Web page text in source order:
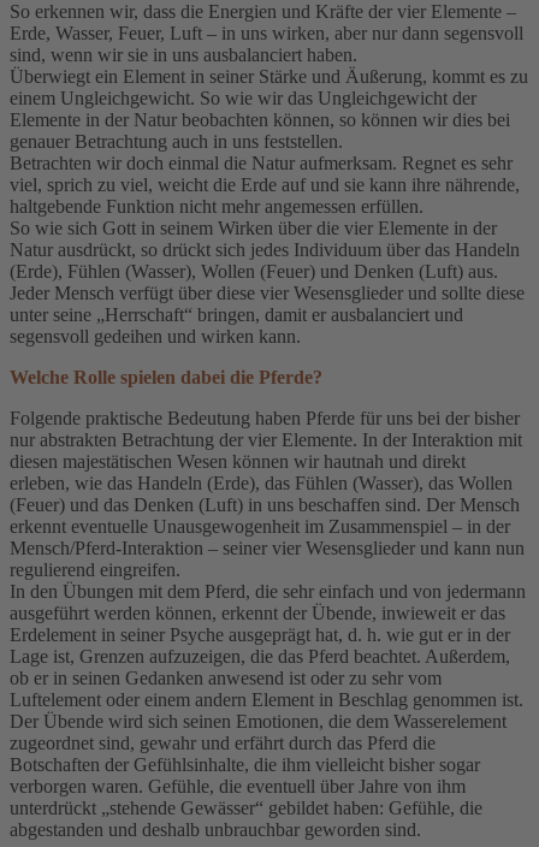
So erkennen wir, dass die Energien und Kräfte der vier Elemente –
Erde, Wasser, Feuer, Luft – in uns wirken, aber nur dann segensvoll
sind, wenn wir sie in uns ausbalanciert haben.
Überwiegt ein Element in seiner Stärke und Äußerung, kommt es zu
einem Ungleichgewicht. So wie wir das Ungleichgewicht der
Elemente in der Natur beobachten können, so können wir dies bei
genauer Betrachtung auch in uns feststellen.
Betrachten wir doch einmal die Natur aufmerksam. Regnet es sehr
viel, sprich zu viel, weicht die Erde auf und sie kann ihre nährende,
haltgebende Funktion nicht mehr angemessen erfüllen.
So wie sich Gott in seinem Wirken über die vier Elemente in der
Natur ausdrückt, so drückt sich jedes Individuum über das Handeln
(Erde), Fühlen (Wasser), Wollen (Feuer) und Denken (Luft) aus.
Jeder Mensch verfügt über diese vier Wesensglieder und sollte diese
unter seine „Herrschaft“ bringen, damit er ausbalanciert und
segensvoll gedeihen und wirken kann.
Welche Rolle spielen dabei die Pferde?
Folgende praktische Bedeutung haben Pferde für uns bei der bisher
nur abstrakten Betrachtung der vier Elemente. In der Interaktion mit
diesen majestätischen Wesen können wir hautnah und direkt
erleben, wie das Handeln (Erde), das Fühlen (Wasser), das Wollen
(Feuer) und das Denken (Luft) in uns beschaffen sind. Der Mensch
erkennt eventuelle Unausgewogenheit im Zusammenspiel – in der
Mensch/Pferd-Interaktion – seiner vier Wesensglieder und kann nun
regulierend eingreifen.
In den Übungen mit dem Pferd, die sehr einfach und von jedermann
ausgeführt werden können, erkennt der Übende, inwieweit er das
Erdelement in seiner Psyche ausgeprägt hat, d. h. wie gut er in der
Lage ist, Grenzen aufzuzeigen, die das Pferd beachtet. Außerdem,
ob er in seinen Gedanken anwesend ist oder zu sehr vom
Luftelement oder einem andern Element in Beschlag genommen ist.
Der Übende wird sich seinen Emotionen, die dem Wasserelement
zugeordnet sind, gewahr und erfährt durch das Pferd die
Botschaften der Gefühlsinhalte, die ihm vielleicht bisher sogar
verborgen waren. Gefühle, die eventuell über Jahre von ihm
unterdrückt „stehende Gewässer“ gebildet haben: Gefühle, die
abgestanden und deshalb unbrauchbar geworden sind.